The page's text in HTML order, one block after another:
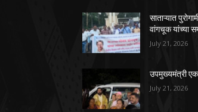
साताऱ्यात
वांगचूक यांच्या
July 21, 2026
उपमुख्यमंत्री
July 21, 2026